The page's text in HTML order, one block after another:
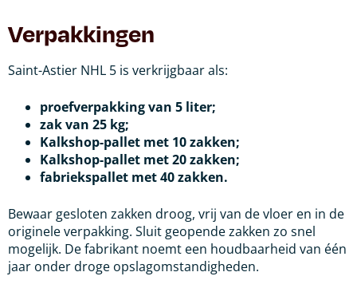
Verpakkingen
Saint-Astier NHL 5 is verkrijgbaar als:
proefverpakking van 5 liter;
zak van 25 kg;
Kalkshop-pallet met 10 zakken;
Kalkshop-pallet met 20 zakken;
fabriekspallet met 40 zakken.
Bewaar gesloten zakken droog, vrij van de vloer en in de
originele verpakking. Sluit geopende zakken zo snel
mogelijk. De fabrikant noemt een houdbaarheid van één
jaar onder droge opslagomstandigheden.